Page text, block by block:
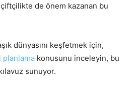
de önem kazanan bu
dünyasını keşfetmek için,
planlama konusunu inceleyin, bu
sunuyor.